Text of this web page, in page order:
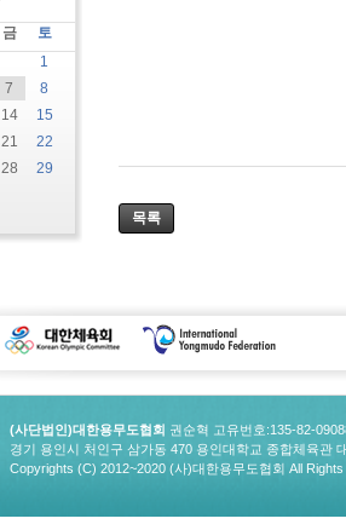
금
토
1
7
8
14
15
21
22
28
29
목록
(사단법인)대한용무도협회 권순혁 고유번호:135-82-
경기 용인시 처인구 삼가동 470 용인대학교 종합체육관
Copyrights (C) 2012~2020 (사)대한용무도협회 All